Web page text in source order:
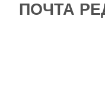
ПОЧТА